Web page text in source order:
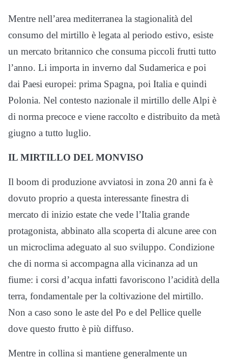
Mentre nell’area mediterranea la stagionalità del
consumo del mirtillo è legata al periodo estivo, esiste
un mercato britannico che consuma piccoli frutti tutto
l’anno. Li importa in inverno dal Sudamerica e poi
dai Paesi europei: prima Spagna, poi Italia e quindi
Polonia. Nel contesto nazionale il mirtillo delle Alpi è
di norma precoce e viene raccolto e distribuito da metà
giugno a tutto luglio.
IL MIRTILLO DEL MONVISO
Il boom di produzione avviatosi in zona 20 anni fa è
dovuto proprio a questa interessante finestra di
mercato di inizio estate che vede l’Italia grande
protagonista, abbinato alla scoperta di alcune aree con
un microclima adeguato al suo sviluppo. Condizione
che di norma si accompagna alla vicinanza ad un
fiume: i corsi d’acqua infatti favoriscono l’acidità della
terra, fondamentale per la coltivazione del mirtillo.
Non a caso sono le aste del Po e del Pellice quelle
dove questo frutto è più diffuso.
Mentre in collina si mantiene generalmente un